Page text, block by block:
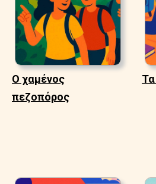
Ο χαμένος
πεζοπόρος